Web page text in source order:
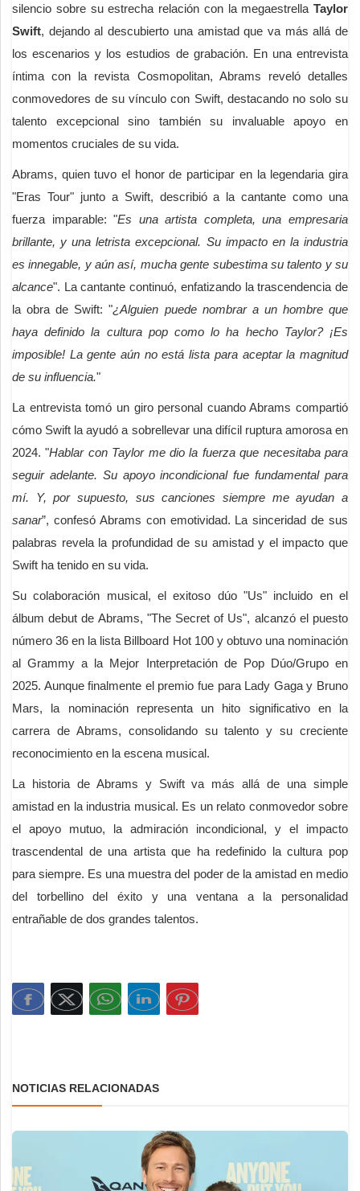
silencio sobre su estrecha relación con la megaestrella Taylor
Swift, dejando al descubierto una amistad que va más allá de
los escenarios y los estudios de grabación. En una entrevista
íntima con la revista Cosmopolitan, Abrams reveló detalles
conmovedores de su vínculo con Swift, destacando no solo su
talento excepcional sino también su invaluable apoyo en
momentos cruciales de su vida.
Abrams, quien tuvo el honor de participar en la legendaria gira
"Eras Tour" junto a Swift, describió a la cantante como una
fuerza imparable: "Es una artista completa, una empresaria
brillante, y una letrista excepcional. Su impacto en la industria
es innegable, y aún así, mucha gente subestima su talento y su
alcance". La cantante continuó, enfatizando la trascendencia de
la obra de Swift: "¿Alguien puede nombrar a un hombre que
haya definido la cultura pop como lo ha hecho Taylor? ¡Es
imposible! La gente aún no está lista para aceptar la magnitud
de su influencia."
La entrevista tomó un giro personal cuando Abrams compartió
cómo Swift la ayudó a sobrellevar una difícil ruptura amorosa en
2024. "Hablar con Taylor me dio la fuerza que necesitaba para
seguir adelante. Su apoyo incondicional fue fundamental para
mí. Y, por supuesto, sus canciones siempre me ayudan a
sanar”, confesó Abrams con emotividad. La sinceridad de sus
palabras revela la profundidad de su amistad y el impacto que
Swift ha tenido en su vida.
Su colaboración musical, el exitoso dúo "Us" incluido en el
álbum debut de Abrams, "The Secret of Us", alcanzó el puesto
número 36 en la lista Billboard Hot 100 y obtuvo una nominación
al Grammy a la Mejor Interpretación de Pop Dúo/Grupo en
2025. Aunque finalmente el premio fue para Lady Gaga y Bruno
Mars, la nominación representa un hito significativo en la
carrera de Abrams, consolidando su talento y su creciente
reconocimiento en la escena musical.
La historia de Abrams y Swift va más allá de una simple
amistad en la industria musical. Es un relato conmovedor sobre
el apoyo mutuo, la admiración incondicional, y el impacto
trascendental de una artista que ha redefinido la cultura pop
para siempre. Es una muestra del poder de la amistad en medio
del torbellino del éxito y una ventana a la personalidad
entrañable de dos grandes talentos.
NOTICIAS RELACIONADAS